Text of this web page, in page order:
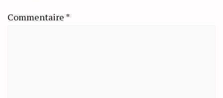
Commentaire *